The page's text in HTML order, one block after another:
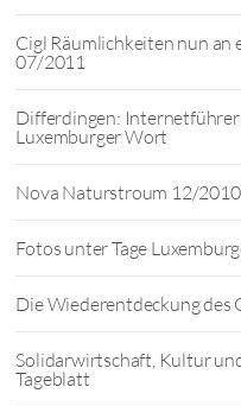
Cigl Räumlichkeiten nun an
07/2011
Differdingen:
Luxemburger Wort
Nova Naturstroum 12/2010
Fotos unter Tage
Die Wiederentdeckung des
Solidarwirtschaft, Kultur
Tageblatt